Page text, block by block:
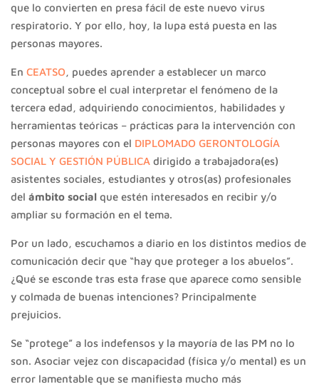
que lo convierten en presa fácil de este nuevo virus
respiratorio. Y por ello, hoy, la lupa está puesta en las
personas mayores.
En CEATSO, puedes aprender a establecer un marco
conceptual sobre el cual interpretar el fenómeno de la
tercera edad, adquiriendo conocimientos, habilidades y
herramientas teóricas – prácticas para la intervención con
personas mayores con el DIPLOMADO GERONTOLOGÍA
SOCIAL Y GESTIÓN PÚBLICA dirigido a trabajadora(es)
asistentes sociales, estudiantes y otros(as) profesionales
del ámbito social que estén interesados en recibir y/o
ampliar su formación en el tema.
Por un lado, escuchamos a diario en los distintos medios de
comunicación decir que “hay que proteger a los abuelos”.
¿Qué se esconde tras esta frase que aparece como sensible
y colmada de buenas intenciones? Principalmente
prejuicios.
Se “protege” a los indefensos y la mayoría de las PM no lo
son. Asociar vejez con discapacidad (física y/o mental) es un
error lamentable que se manifiesta mucho más